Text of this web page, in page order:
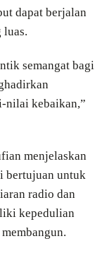
dapat berjalan
luas.
semangat bagi
nilai kebaikan,”
menjelaskan
bertujuan untuk
radio dan
kepedulian